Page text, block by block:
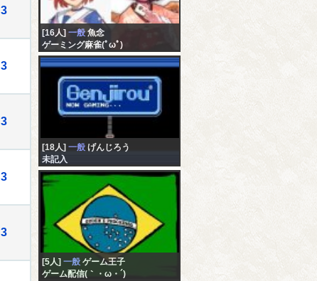
3
3
3
3
3
[16人] 一般 魚念
ゲーミング麻雀(ﾟωﾟ)
[18人] 一般 げんじろう
未記入
[5人] 一般 ゲーム王子
ゲーム配信(｀・ω・´)